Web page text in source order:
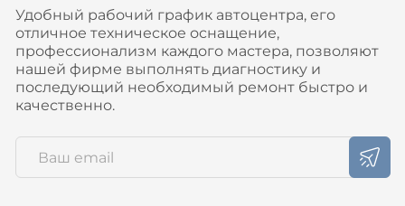
Удобный рабочий график автоцентра, его
отличное техническое оснащение,
профессионализм каждого мастера, позволяют
нашей фирме выполнять диагностику и
последующий необходимый ремонт быстро и
качественно.